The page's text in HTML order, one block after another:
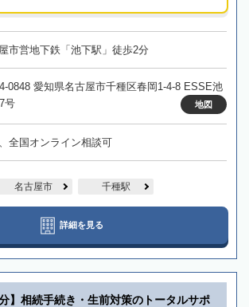
市営地下鉄「池下駅」徒歩2分
0848 愛知県名古屋市千種区春岡1-4-8 ESSE池
号
地図
全国オンライン相談可
名古屋市 千種駅
詳細を見る
】相続手続き・生前対策のトータルサポ